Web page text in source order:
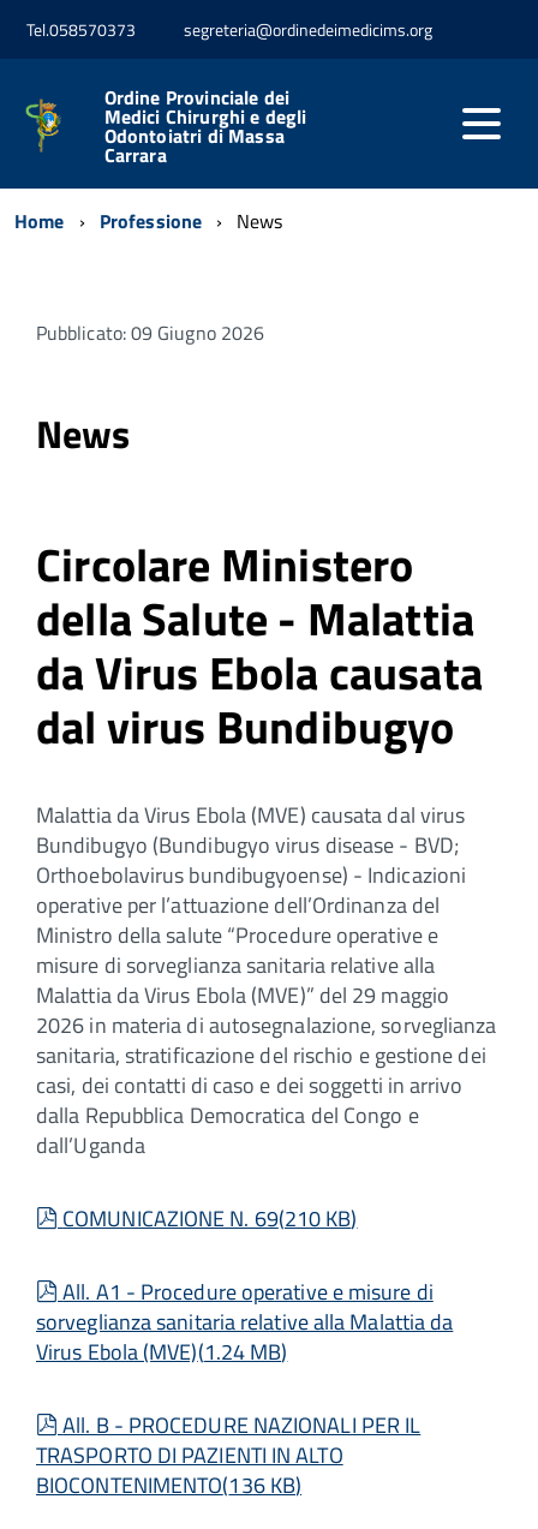
Tel.058570373 segreteria@ordinedeimedicims.org
Ordine Provinciale dei
Medici Chirurghi e degli
Odontoiatri di Massa
Carrara
Home Professione News
Pubblicato: 09 Giugno 2026
News
Circolare Ministero
della Salute - Malattia
da Virus Ebola causata
dal virus Bundibugyo
Malattia da Virus Ebola (MVE) causata dal virus
Bundibugyo (Bundibugyo virus disease - BVD;
Orthoebolavirus bundibugyoense) - Indicazioni
operative per l’attuazione dell’Ordinanza del
Ministro della salute “Procedure operative e
misure di sorveglianza sanitaria relative alla
Malattia da Virus Ebola (MVE)” del 29 maggio
2026 in materia di autosegnalazione, sorveglianza
sanitaria, stratificazione del rischio e gestione dei
casi, dei contatti di caso e dei soggetti in arrivo
dalla Repubblica Democratica del Congo e
dall’Uganda
pdf
COMUNICAZIONE N. 69(210 KB)
pdf
All. A1 - Procedure operative e misure di
sorveglianza sanitaria relative alla Malattia da
Virus Ebola (MVE)(1.24 MB)
pdf
All. B - PROCEDURE NAZIONALI PER IL
TRASPORTO DI PAZIENTI IN ALTO
BIOCONTENIMENTO(136 KB)